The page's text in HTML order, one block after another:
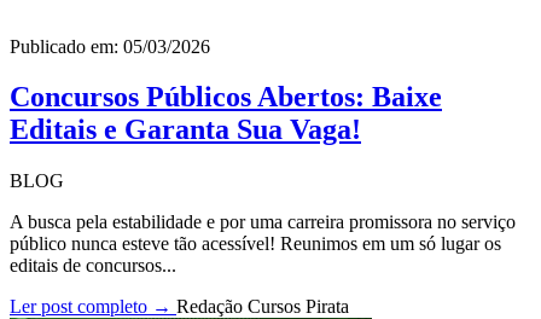
Publicado em: 05/03/2026
Concursos Públicos Abertos: Baixe
Editais e Garanta Sua Vaga!
BLOG
A busca pela estabilidade e por uma carreira promissora no serviço
público nunca esteve tão acessível! Reunimos em um só lugar os
editais de concursos...
Ler post completo → Redação Cursos Pirata